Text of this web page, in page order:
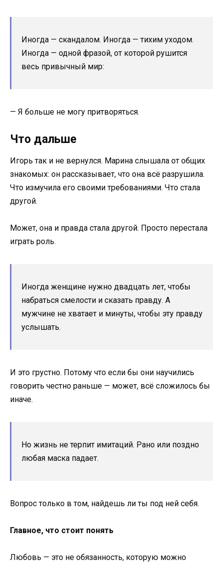
Иногда — скандалом. Иногда — тихим уходом.
Иногда — одной фразой, от которой рушится
весь привычный мир:
— Я больше не могу притворяться.
Что дальше
Игорь так и не вернулся. Марина слышала от общих
знакомых: он рассказывает, что она всё разрушила.
Что измучила его своими требованиями. Что стала
другой.
Может, она и правда стала другой. Просто перестала
играть роль.
Иногда женщине нужно двадцать лет, чтобы
набраться смелости и сказать правду. А
мужчине не хватает и минуты, чтобы эту правду
услышать.
И это грустно. Потому что если бы они научились
говорить честно раньше — может, всё сложилось бы
иначе.
Но жизнь не терпит имитаций. Рано или поздно
любая маска падает.
Вопрос только в том, найдешь ли ты под ней себя.
Главное, что стоит понять
Любовь — это не обязанность, которую можно